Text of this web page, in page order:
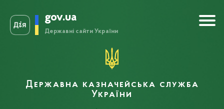
gov.ua
Державні сайти України
Державна казначейська служба
України